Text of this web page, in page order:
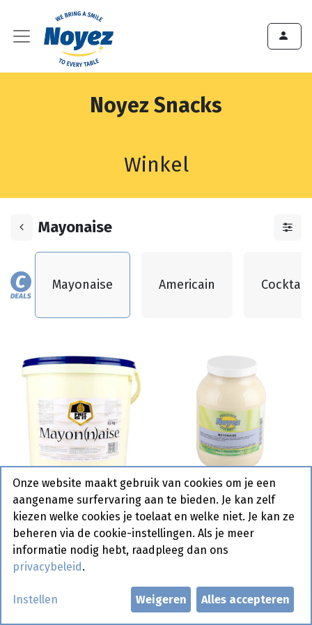
Noyez Snacks
Winkel
Mayonaise
Mayonaise Americain Cocktail
Mayonaise Frit is it 10 L
Mayonaise Noyez Pet 3
L
Bestelartikel
Onze website maakt gebruik van cookies om je een
aangename surfervaring aan te bieden. Je kan zelf
kiezen welke cookies je toelaat en welke niet. Je kan ze
beheren via de cookie-instellingen. Als je meer
informatie nodig hebt, raadpleeg dan ons
privacybeleid .
Instellen Weigeren Alles accepteren